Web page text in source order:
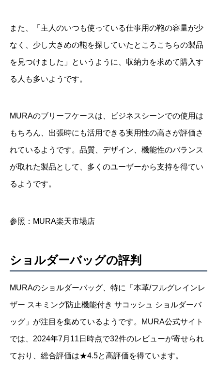
また、「主人のいつも使っている仕事用の鞄の容量が少
なく、少し大きめの鞄を探していたところこちらの製品
を見つけました」というように、収納力を求めて購入す
る人も多いようです。
MURAのブリーフケースは、ビジネスシーンでの使用は
もちろん、出張時にも活用できる実用性の高さが評価さ
れているようです。品質、デザイン、機能性のバランス
が取れた製品として、多くのユーザーから支持を得てい
るようです。
参照：MURA楽天市場店
ショルダーバッグの評判
MURAのショルダーバッグ、特に「本革/フルグレインレ
ザー スキミング防止機能付き サコッシュ ショルダーバ
ッグ」が注目を集めているようです。MURA公式サイト
では、2024年7月11日時点で32件のレビューが寄せられ
ており、総合評価は★4.5と高評価を得ています。